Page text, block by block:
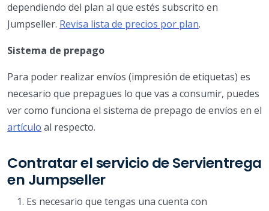
dependiendo del plan al que estés subscrito en
Jumpseller. Revisa lista de precios por plan.
Sistema de prepago
Para poder realizar envíos (impresión de etiquetas) es
necesario que prepagues lo que vas a consumir, puedes
ver como funciona el sistema de prepago de envíos en el
artículo al respecto.
Contratar el servicio de Servientrega
en Jumpseller
Es necesario que tengas una cuenta con